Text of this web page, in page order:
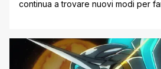
continua a trovare nuovi modi per
pensato proprio per celebrare
importante. Una notizia che ha colto
soprattutto perché non si tratta [']